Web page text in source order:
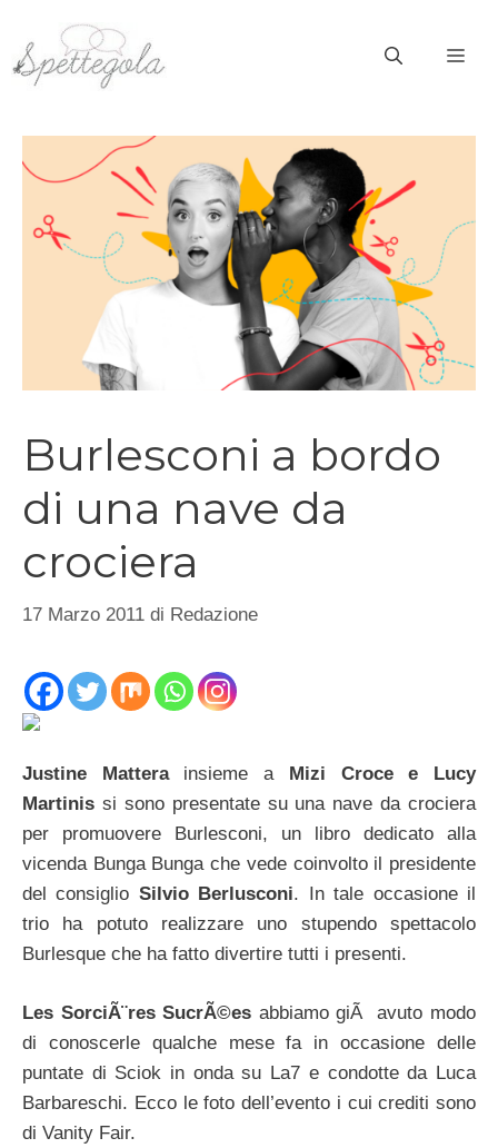
contenuto
Burlesconi a bordo
di una nave da
crociera
17 Marzo 2011 di Redazione
Justine Matterainsieme a
Mizi Croce e Lucy
Martinis si sono presentate su una nave da crociera
per promuovere Burlesconi, un libro dedicato alla
vicenda Bunga Bunga che vede coinvolto il presidente
del consiglio Silvio Berlusconi. In tale occasione il
trio ha potuto realizzare uno stupendo spettacolo
Burlesque che ha fatto divertire tutti i presenti.
Les SorciÃ¨res SucrÃ©es abbiamo giÃ avuto modo
di conoscerle qualche mese fa in occasione delle
puntate di Sciok in onda su La7 e condotte da Luca
Barbareschi. Ecco le foto dell’evento i cui crediti sono
di Vanity Fair.